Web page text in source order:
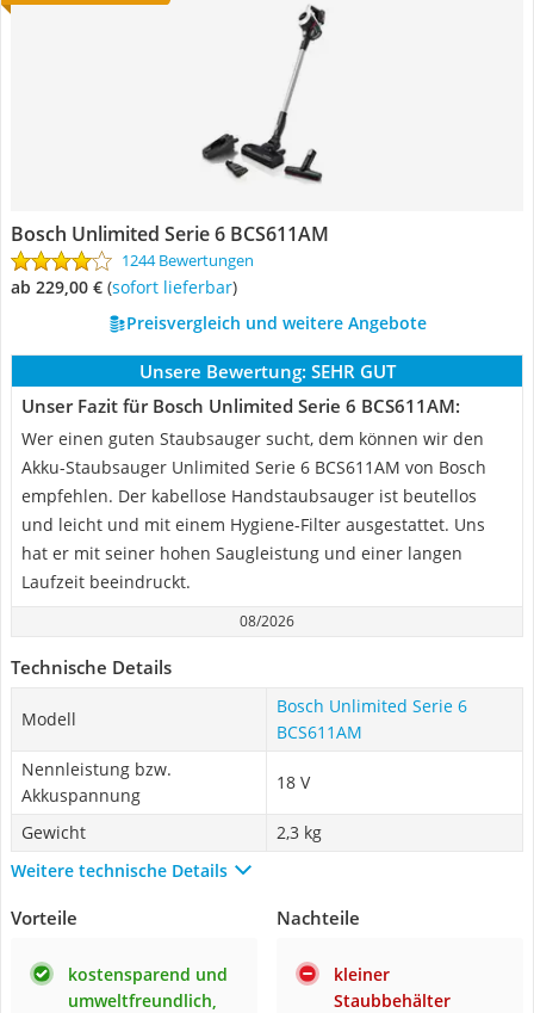
Bosch Unlimited Serie 6 BCS611AM
1244 Bewertungen
ab 229,00 € ( Sofort lieferbar)
Preisvergleich und weitere Angebote
Unsere Bewertung: SEHR GUT
Unser Fazit für Bosch Unlimited Serie 6 BCS611AM:
Wer einen guten Staubsauger sucht, dem können wir den
Akku-Staubsauger Unlimited Serie 6 BCS611AM von Bosch
empfehlen. Der kabellose Handstaubsauger ist beutellos
und leicht und mit einem Hygiene-Filter ausgestattet. Uns
hat er mit seiner hohen Saugleistung und einer langen
Laufzeit beeindruckt.
08/2026
Technische Details
Modell
Bosch Unlimited Serie 6
BCS611AM
Nennleistung bzw.
Akkuspannung
18 V
Gewicht
2,3 kg
Weitere technische Details
Vorteile
kostensparend und
umweltfreundlich,
Nachteile
kleiner
Staubbehälter